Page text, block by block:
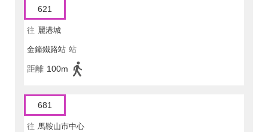
621
往 麗港城
金鐘鐵路站 站
距離 100m
681
往 馬鞍山市中心